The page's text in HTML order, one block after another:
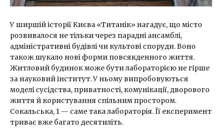
У ширшій історії Києва «Титанік» нагадує, що місто
розвивалося не тільки через парадні ансамблі,
адміністративні будівлі чи культові споруди. Воно
також шукало нові форми повсякденного життя.
Житловий будинок може бути лабораторією не гірше
за науковий інститут. У ньому випробовуються
моделі сусідства, приватності, комунікації, дворового
життя й користування спільним простором.
Сокальська, 1 — саме така лабораторія. Її експеримент
триває вже багато десятиліть.